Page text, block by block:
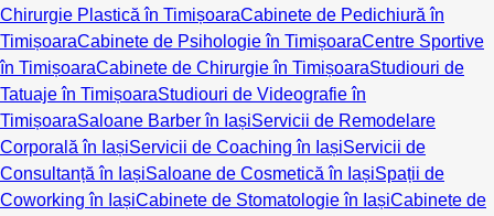
Chirurgie Plastică în TimișoaraCabinete de Pedichiură în
TimișoaraCabinete de Psihologie în TimișoaraCentre Sportive
în TimișoaraCabinete de Chirurgie în TimișoaraStudiouri de
Tatuaje în TimișoaraStudiouri de Videografie în
TimișoaraSaloane Barber în IașiServicii de Remodelare
Corporală în IașiServicii de Coaching în IașiServicii de
Consultanță în IașiSaloane de Cosmetică în IașiSpații de
Coworking în IașiCabinete de Stomatologie în IașiCabinete de